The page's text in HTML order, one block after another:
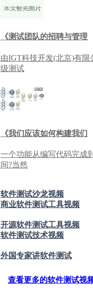
《测试团队的招聘与管理
由IGT科技开发(北京)有
级测试
《我们应该如何构建我们
一个功能从编写代码完成
间?当然
软件测试沙龙视频
商业软件测试工具视频
开源软件测试工具视频
软件测试技术视频
外国专家讲软件测试
查看更多的软件测试视